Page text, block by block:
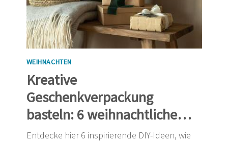
WEIHNACHTEN
Kreative
Geschenkverpackung
basteln: 6 weihnachtliche
DIY-Ideen
Entdecke hier 6 inspirierende DIY-Ideen, wie